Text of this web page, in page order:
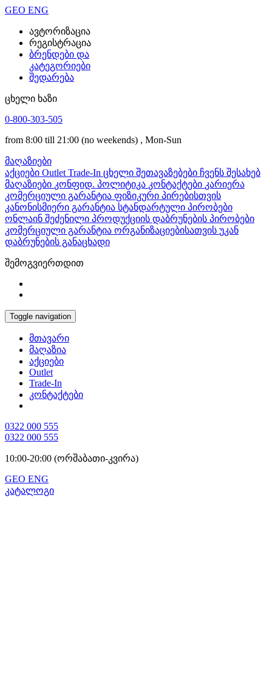
GEO ENG
ავტორიზაცია
რეგისტრაცია
ბრენდები და
კატეგორიები
შედარება
ცხელი ხაზი
0-800-303-505
from 8:00 till 21:00 (no weekends) , Mon-Sun
მაღაზიები
აქციები Outlet Trade-In ცხელი შეთავაზებები ჩვენს შესახებ
მაღაზიები კონფიდ. პოლიტიკა კონტაქტები კარიერა
კომერციული გარანტია ფიზიკური პირებისთვის
კანონისმიერი გარანტია სტანდარტული პირობები
ონლაინ შეძენილი პროდუქციის დაბრუნების პირობები
კომერციული გარანტია ორგანიზაციებისათვის უკან
დაბრუნების განაცხადი
შემოგვიერთდით
Toggle navigation
მთავარი
მაღაზია
აქციები
Outlet
Trade-In
კონტაქტები
0322 000 555
0322 000 555
10:00-20:00 (ორშაბათი-კვირა)
GEO ENG
კატალოგი